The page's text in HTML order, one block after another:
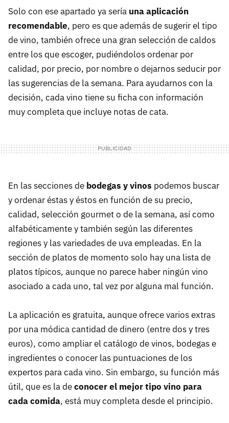
Solo con ese apartado ya sería una aplicación
recomendable, pero es que además de sugerir el tipo
de vino, también ofrece una gran selección de caldos
entre los que escoger, pudiéndolos ordenar por
calidad, por precio, por nombre o dejarnos seducir por
las sugerencias de la semana. Para ayudarnos con la
decisión, cada vino tiene su ficha con información
muy completa que incluye notas de cata.
En las secciones de bodegas y vinos podemos buscar
y ordenar éstas y éstos en función de su precio,
calidad, selección gourmet o de la semana, así como
alfabéticamente y también según las diferentes
regiones y las variedades de uva empleadas. En la
sección de platos de momento solo hay una lista de
platos típicos, aunque no parece haber ningún vino
asociado a cada uno, tal vez por alguna mal función.
La aplicación es gratuita, aunque ofrece varios extras
por una módica cantidad de dinero (entre dos y tres
euros), como ampliar el catálogo de vinos, bodegas e
ingredientes o conocer las puntuaciones de los
expertos para cada vino. Sin embargo, su función más
útil, que es la deconocer el mejor tipo vino para
cada comida, está muy completa desde el principio.